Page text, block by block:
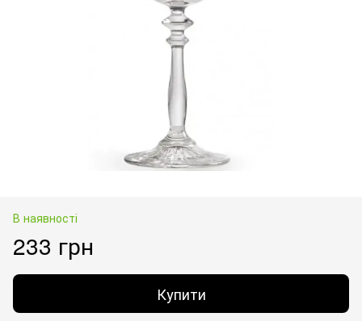
В наявності
233 грн
Купити